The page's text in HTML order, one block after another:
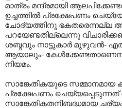
മാത്രം മന്ദ്രമായി
ഉച്ചത്തിൽ പ്രക്ഷേപണം
ചോദ്യത്തിനു ഭകതരെന്നല്ല
പറയേണ്ടതില്ലെന്നു
ശബ്ദവും നാട്ടുകാർ മുഴുവൻ-
ആയാലും-
നിയമം.
സാങ്കേതികയുടെ സമ്മാനമായ
പ്രക്ഷേപണം
സാങ്കേതികതനിബദ്ധമായ